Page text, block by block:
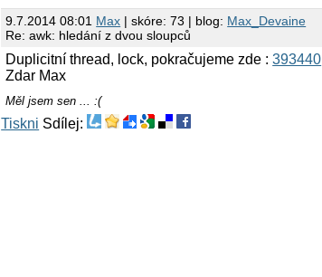
9.7.2014 08:01 Max | skóre: 73 | blog: Max_Devaine
Re: awk: hledání z dvou sloupců
Duplicitní thread, lock, pokračujeme zde :393440
Zdar Max
Měl jsem sen ... :(
Tiskni Sdílej: